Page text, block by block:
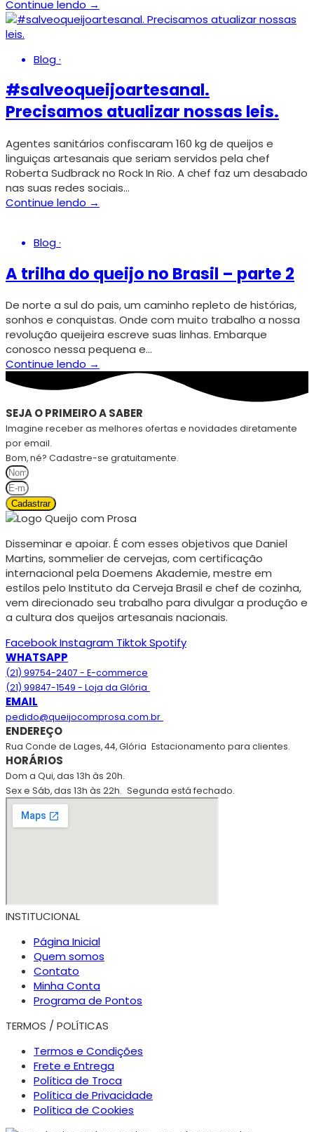
Continue lendo →
Blog·
#salveoqueijoartesanal.
Precisamos atualizar nossas leis.
Agentes sanitários confiscaram 160 kg de queijos e
linguiças artesanais que seriam servidos pela chef
Roberta Sudbrack no Rock In Rio. A chef faz um desabado
nas suas redes sociais…
Continue lendo →
Blog·
A trilha do queijo no Brasil – parte 2
De norte a sul do pais, um caminho repleto de histórias,
sonhos e conquistas. Onde com muito trabalho a nossa
revolução queijeira escreve suas linhas. Embarque
conosco nessa pequena e…
Continue lendo →
SEJA O PRIMEIRO A SABER
Imagine receber as melhores ofertas e novidades diretamente
por email.
Bom, né? Cadastre-se gratuitamente.
Cadastrar
Disseminar e apoiar. É com esses objetivos que Daniel
Martins, sommelier de cervejas, com certificação
internacional pela Doemens Akademie, mestre em
estilos pelo Instituto da Cerveja Brasil e chef de cozinha,
vem direcionado seu trabalho para divulgar a produção e
a cultura dos queijos artesanais nacionais.
FacebookInstagram TiktokSpotify
WHATSAPP
(21) 99754-2407 - E-commerce
(21) 99847-1549 - Loja da Glória
EMAIL
pedido@queijocomprosa.com.br
ENDEREÇO
Rua Conde de Lages, 44, Glória Estacionamento para clientes.
HORÁRIOS
Dom a Qui, das 13h às 20h.
Sex e Sáb, das 13h às 22h. Segunda está fechado.
INSTITUCIONAL
Página Inicial
Quem somos
Contato
Minha Conta
Programa de Pontos
TERMOS / POLÍTICAS
Termos e Condições
Frete e Entrega
Política de Troca
Política de Privacidade
Política de Cookies